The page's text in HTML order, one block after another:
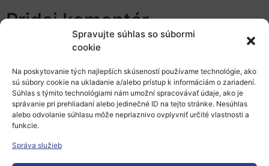
Spravujte súhlas so súbormi
cookie
Na poskytovanie tých najlepších skúseností používame technológie, ako
sú súbory cookie na ukladanie a/alebo prístup k informáciám o zariadení.
Súhlas s týmito technológiami nám umožní spracovávať údaje, ako je
správanie pri prehliadaní alebo jedinečné ID na tejto stránke. Nesúhlas
alebo odvolanie súhlasu môže nepriaznivo ovplyvniť určité vlastnosti a
funkcie.
Správa služieb
Pridaj komentár
Prepáčte, ale pred zanechaním komentára sa musíte